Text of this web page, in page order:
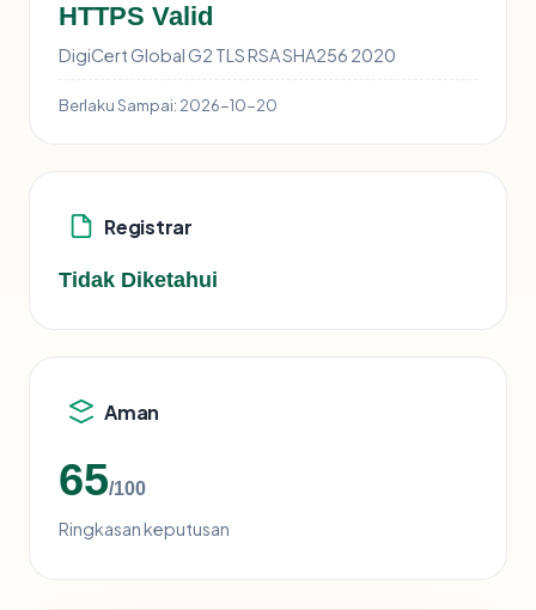
HTTPS Valid
DigiCert Global G2 TLS RSA SHA256 2020
Berlaku Sampai: 2026-10-20
Registrar
Tidak Diketahui
Aman
65/100
Ringkasan keputusan